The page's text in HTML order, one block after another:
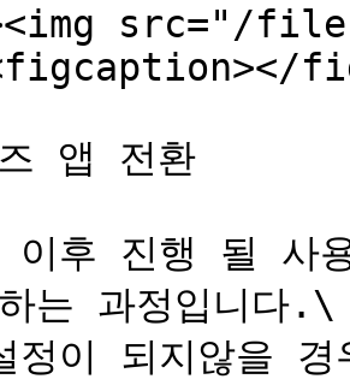
src="/files/
앱 전환
이후 진행 될 사
는 과정입니다.\
정이 되지않을